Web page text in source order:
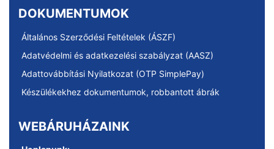
DOKUMENTUMOK
Általános Szerződési Feltételek (ÁSZF)
Adatvédelmi és adatkezelési szabályzat (AASZ)
Adattovábbítási Nyilatkozat (OTP SimplePay)
Készülékekhez dokumentumok, robbantott ábrák
WEBÁRUHÁZAINK